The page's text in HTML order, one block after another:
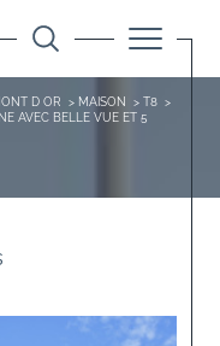
D OR MAISON
T8
AVEC BELLE VUE ET 5